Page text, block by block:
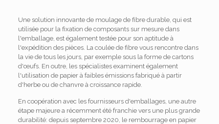
Une solution innovante de moulage de fibre durable, qui est
utilisée pour la fixation de composants sur mesure dans
l'emballage, est également testée pour son aptitude à
l'expédition des pièces. La coulée de fibre vous rencontre dans
la vie de tous les jours, par exemple sous la forme de cartons
d'œufs. En outre, les spécialistes examinent également
l'utilisation de papier à faibles émissions fabriqué à partir
d'herbe ou de chanvre à croissance rapide.
En coopération avec les fournisseurs d'emballages, une autre
étape majeure a récemment été franchie vers une plus grande
durabilité: depuis septembre 2020, le rembourrage en papier